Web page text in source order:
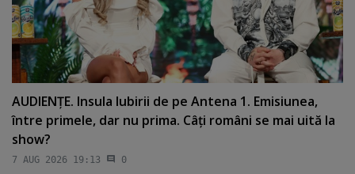
AUDIENŢE. Insula Iubirii de pe Antena 1. Emisiunea,
între primele, dar nu prima. Câţi români se mai uită la
show?
7 AUG 2026 19:13 0